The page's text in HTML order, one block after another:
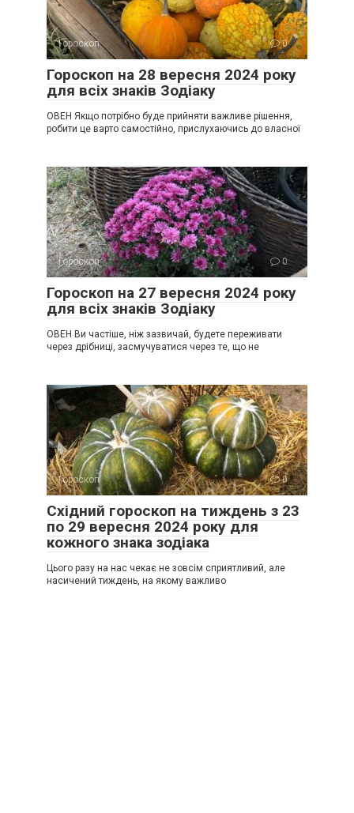
Гороскоп 0
Гороскоп на 28 вересня 2024 року
для всіх знаків Зодіаку
ОВЕН Якщо потрібно буде прийняти важливе рішення,
робити це варто самостійно, прислухаючись до власної
Гороскоп 0
Гороскоп на 27 вересня 2024 року
для всіх знаків Зодіаку
ОВЕН Ви частіше, ніж зазвичай, будете переживати
через дрібниці, засмучуватися через те, що не
Гороскоп 0
Східний гороскоп на тиждень з 23
по 29 вересня 2024 року для
кожного знака зодіака
Цього разу на нас чекає не зовсім сприятливий, але
насичений тиждень, на якому важливо